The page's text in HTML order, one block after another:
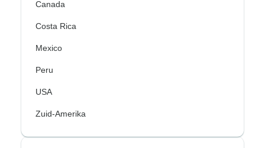
Canada
Costa Rica
Mexico
Peru
USA
Zuid-Amerika